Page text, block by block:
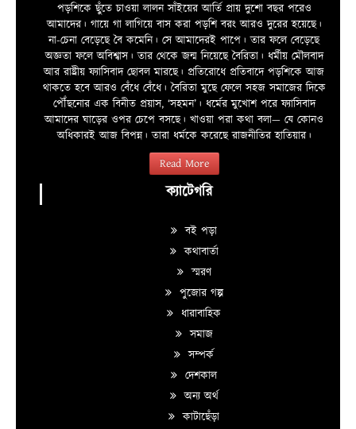
পড়শিকে ছুঁতে চাওয়া লালন সাঁইয়ের আর্তি প্রায় দুশো বছর পরেও
আমাদের। গায়ে গা লাগিয়ে বাস করা পড়শি বরং আরও দুরের হয়েছে।
না-চেনা বেড়েছে বৈ কমেনি। সে আমাদেরই পাপে। তার ফলে বেড়েছে
অজ্ঞতা ফলে অবিশ্বাস। তার থেকে জন্ম নিয়েছে বৈরিতা। ধর্মীয় মৌলবাদ
আর রাষ্ট্রীয় ফ্যাসিবাদ ছোবল মারছে। প্রতিরোধে প্রতিবাদে পড়শিকে আজ
থাকতে হবে আরও বেঁধে বেঁধে। বৈরিতা মুছে ফেলে সহজ সমাজের দিকে
পৌঁছনোর এক বিনীত প্রয়াস, ‘সহমন’। ধর্মের মুখোশ পরে ফ্যাসিবাদ
আমাদের ঘাড়ের ওপর চেপে বসছে। খাওয়া পরা কথা বলা—­­ যে কোনও
অধিকারই আজ বিপন্ন। তারা ধর্মকে করেছে রাজনীতির হাতিয়ার।
Read More
ক্যাটেগরি
বই পড়া
কথাবার্তা
স্মরণ
পুজোর গল্প
ধারাবাহিক
সমাজ
সম্পর্ক
দেশকাল
অন্য অর্থ
কাটাছেঁড়া